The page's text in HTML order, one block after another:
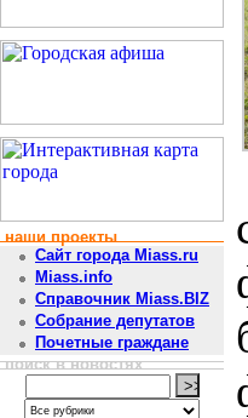
наши проекты
Сайт города Miass.ru
Miass.info
Справочник Miass.BIZ
Собрание депутатов
Почетные граждане
поиск в новостях